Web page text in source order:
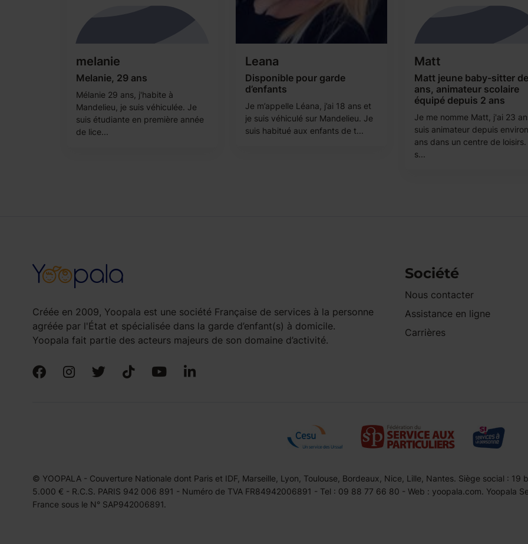
melanie
Melanie, 29 ans
Mélanie 29 ans, j'habite à
Mandelieu, je suis véhiculée. Je
suis étudiante en première année
de lice...
Leana
Disponible pour garde
d’enfants
Je m’appelle Léana, j’ai 18 ans et
je suis véhiculé sur Mandelieu. Je
suis habitué aux enfants de t...
Matt
Matt jeune baby-sitter
ans, animateur scolaire
équipé depuis 2 ans
Je me nomme Matt, j'ai 23
suis animateur depuis
ans dans un centre de loisirs.
s...
Créée en 2009, Yoopala est une société Française de services à la personne
agréée par l'État et spécialisée dans la garde d’enfant(s) à domicile.
Yoopala fait partie des acteurs majeurs de son domaine d’activité.
Société
Nous contacter
Assistance en ligne
Carrières
© YOOPALA - Couverture Nationale dont Paris et IDF, Marseille, Lyon, Toulouse, Bordeaux, Nice, Lille, Nantes. Siège social :
5.000 € - R.C.S. PARIS 942 006 891 - Numéro de TVA FR84942006891 - Tel : 09 88 77 66 80 - Web : yoopala.com. Yoopala
France sous le N° SAP942006891.